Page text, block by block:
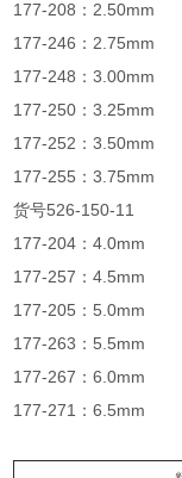
177-208：2.50mm
177-246：2.75mm
177-248：3.00mm
177-250：3.25mm
177-252：3.50mm
177-255：3.75mm
货号526-150-11
177-204：4.0mm
177-257：4.5mm
177-205：5.0mm
177-263：5.5mm
177-267：6.0mm
177-271：6.5mm